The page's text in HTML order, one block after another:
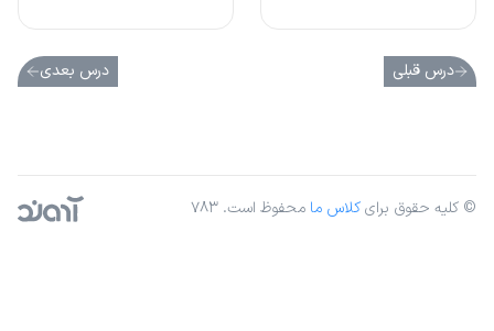
درس قبلی درس بعدی
© کلیه حقوق برایکلاس ما محفوظ است. ۷۸۳